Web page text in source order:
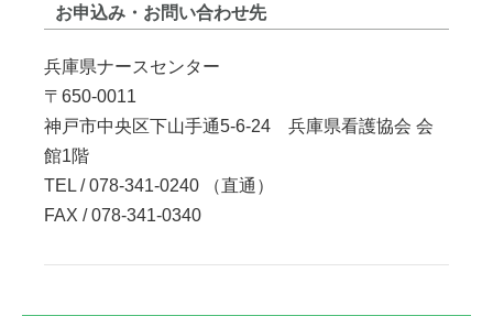
お申込み・お問い合わせ先
兵庫県ナースセンター
〒650-0011
神戸市中央区下山手通5-6-24 兵庫県看護協会 会
館1階
TEL / 078-341-0240 （直通）
FAX / 078-341-0340